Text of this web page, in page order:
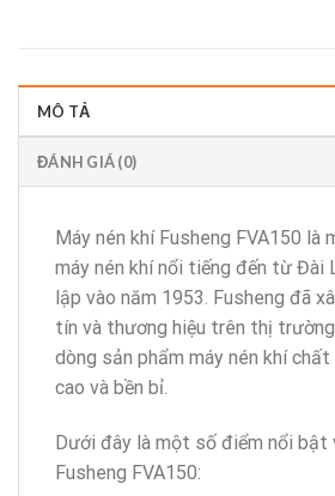
MÔ TẢ
ĐÁNH GIÁ (0)
Máy nén khí Fusheng FVA150 là
máy nén khí nổi tiếng đến từ Đài
lập vào năm 1953. Fusheng đã
tín và thương hiệu trên thị
dòng sản phẩm máy nén khí
cao và bền bỉ.
Dưới đây là một số điểm nổi bật
Fusheng FVA150: